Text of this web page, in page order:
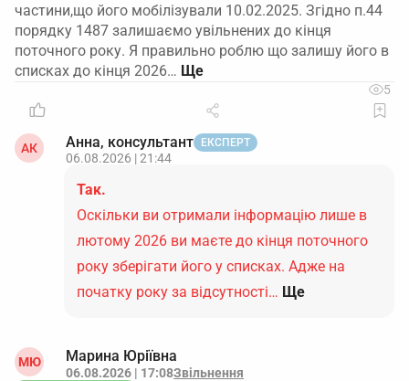
частини,що його мобілізували 10.02.2025. Згідно п.44
порядку 1487 залишаємо увільнених до кінця
поточного року. Я правильно роблю що залишу його в
списках до кінця 2026…
5
АК Анна, консультант ЕКСПЕРТ
06.08.2026 | 21:44
Так.
Оскільки ви отримали інформацію лише в
лютому 2026 ви маєте до кінця поточного
року зберігати його у списках. Адже на
початку року за відсутності… Ще
МЮ Марина Юріївна
06.08.2026 | 17:08Звільнення